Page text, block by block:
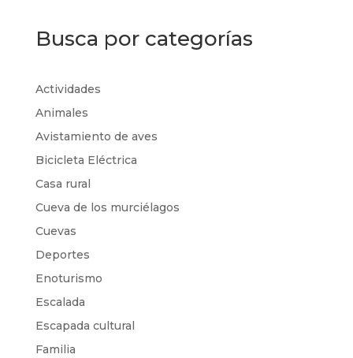
Busca por categorías
Actividades
Animales
Avistamiento de aves
Bicicleta Eléctrica
Casa rural
Cueva de los murciélagos
Cuevas
Deportes
Enoturismo
Escalada
Escapada cultural
Familia